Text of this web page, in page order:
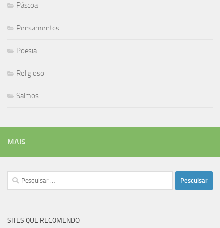
Páscoa
Pensamentos
Poesia
Religioso
Salmos
MAIS
Pesquisar
por:
SITES QUE RECOMENDO